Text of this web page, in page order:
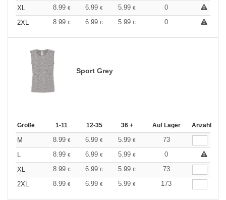
XL
8.99 € 6.99 € 5.99 €
0
2XL
8.99 € 6.99 € 5.99 € 0
Sport Grey
Größe 1-11 12-35 36 + Auf Lager Anzahl
M 8.99 € 6.99 € 5.99 €
73
L
8.99 € 6.99 € 5.99 €
0
XL
8.99 € 6.99 € 5.99 €
73
2XL
8.99 € 6.99 € 5.99 € 173